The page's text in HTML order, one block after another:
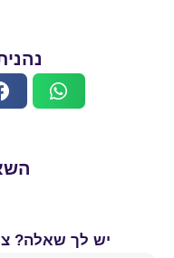
יש לך שאלה?